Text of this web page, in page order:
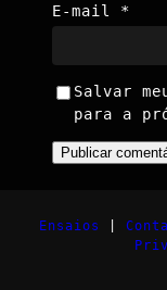
E-mail *
Salvar
para a
Ensaios